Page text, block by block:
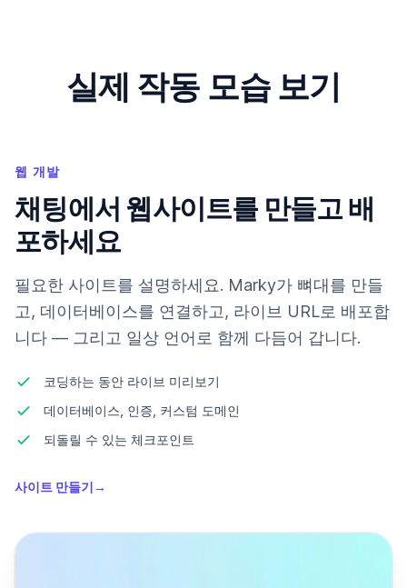
실제 작동 모습 보기
웹 개발
채팅에서 웹사이트를 만들고 배
포하세요
필요한 사이트를 설명하세요. Marky가 뼈대를 만들
고, 데이터베이스를 연결하고, 라이브 URL로 배포합
니다 — 그리고 일상 언어로 함께 다듬어 갑니다.
코딩하는 동안 라이브 미리보기
데이터베이스, 인증, 커스텀 도메인
되돌릴 수 있는 체크포인트
사이트 만들기→